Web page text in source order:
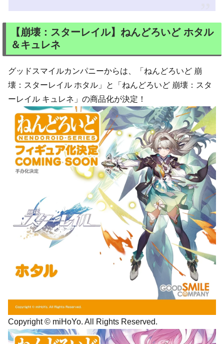
【崩壊：スターレイル】ねんどろいど ホタル
＆キュレネ
グッドスマイルカンパニーからは、「ねんどろいど 崩
壊：スターレイル ホタル」と「ねんどろいど 崩壊：スタ
ーレイル キュレネ」の商品化が決定！
Copyright © miHoYo. All Rights Reserved.